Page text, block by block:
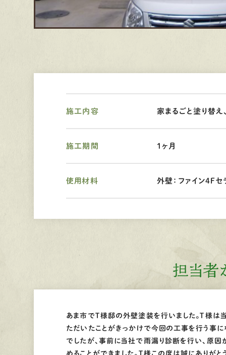
施工内容 家まるごと塗り替
施工期間 1ヶ月
使用材料 外壁：ファイン4Ｆセ
担当者
あま市でＴ様邸の外壁塗装を行いました。Ｔ様
ただいたことがきっかけで今回の工事を行う事
でしたが、事前に当社で雨漏り診断を行い、原
めることができました。Ｔ様この度は誠にありがと